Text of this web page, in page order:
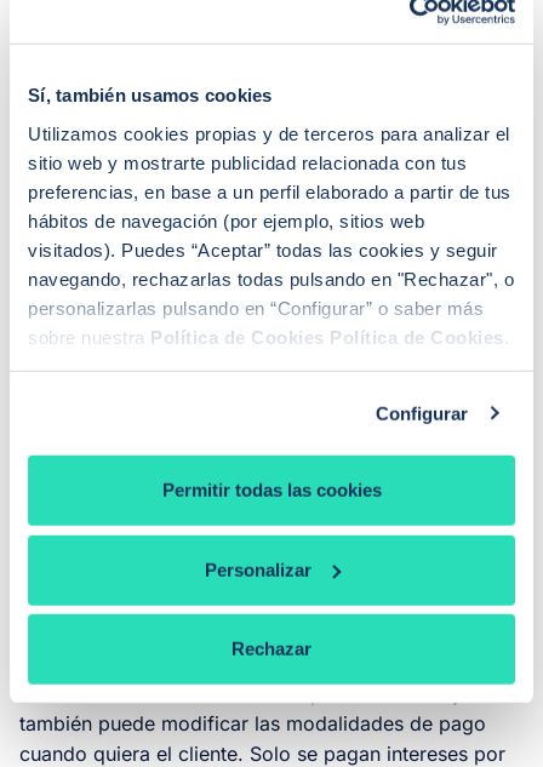
Sí, también usamos cookies
Utilizamos cookies propias y de terceros para analizar el
sitio web y mostrarte publicidad relacionada con tus
preferencias, en base a un perfil elaborado a partir de tus
hábitos de navegación (por ejemplo, sitios web
visitados). Puedes “Aceptar” todas las cookies y seguir
navegando, rechazarlas todas pulsando en "Rechazar", o
personalizarlas pulsando en “Configurar” o saber más
sobre nuestra Política de Cookies Política de Cookies
Configurar
Permitir todas las cookies
Personalizar
Rechazar
La concesión de la tarjeta y línea de crédito Capital on
en tan solo dos minutos. Recibirás la respuesta casis al
solo 24 horas tendrás los fondos en tu cuenta.
Al tratarse de una tarjeta de crédito, no hay
comisiones por saldo no dispuesto y solo pagas
cuando realmente lo necesites. Por ello,
recomendamos abrir la cuenta hoy mismo y dejarla
lista para cuando se necesite el dinero.
disponer de este colchón financiero por si surge una
necesidad de liquidez. A diferencia de las líneas de
crédito de los bancos no hay comisiones por el saldo
Se puede acceder al dinero de manera inmediata
cada vez que se necesitey utilizar la totalidad o solo
surgiendo en la empresa. Los plazos de amortización
están abiertos a los clientes sin penalizaciones y
también puede modificar las modalidades de pago
cuando quiera el cliente. Solo se pagan intereses por